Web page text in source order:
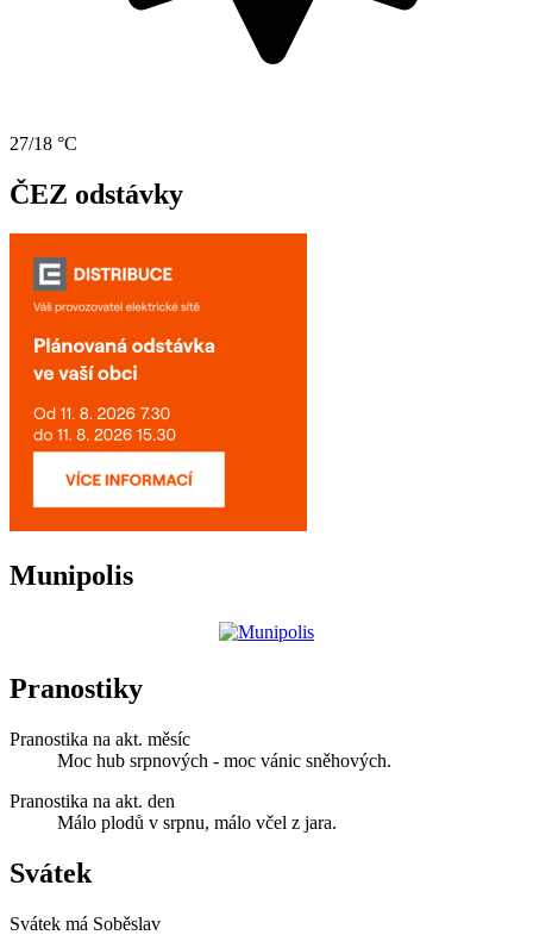
27/18 °C
ČEZ odstávky
Munipolis
Pranostiky
Pranostika na akt. měsíc
Moc hub srpnových - moc vánic sněhových.
Pranostika na akt. den
Málo plodů v srpnu, málo včel z jara.
Svátek
Svátek má Soběslav